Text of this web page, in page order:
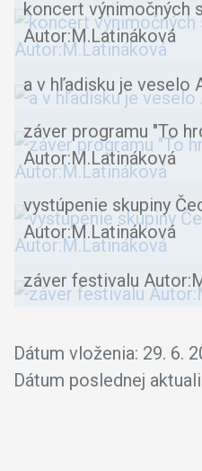
koncert výnimočných
Autor:M.Latináková
a v hľadisku je veselo
záver programu "To
Autor:M.Latináková
vystúpenie skupiny
Autor:M.Latináková
záver festivalu
Dátum vloženia: 29. 6.
Dátum poslednej